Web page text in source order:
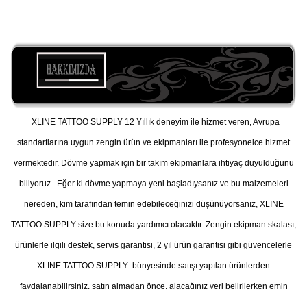
XLINE TATTOO SUPPLY 12 Yıllık deneyim ile hizmet veren, Avrupa
standartlarına uygun zengin ürün ve ekipmanları ile profesyonelce hizmet
vermektedir. Dövme yapmak için bir takım ekipmanlara ihtiyaç duyulduğunu
biliyoruz. Eğer ki dövme yapmaya yeni başladıysanız ve bu malzemeleri
nereden, kim tarafından temin edebileceğinizi düşünüyorsanız, XLINE
TATTOO SUPPLY size bu konuda yardımcı olacaktır. Zengin ekipman skalası,
ürünlerle ilgili destek, servis garantisi, 2 yıl ürün garantisi gibi güvencelerle
XLINE TATTOO SUPPLY bünyesinde satışı yapılan ürünlerden
faydalanabilirsiniz. satın almadan önce, alacağınız yeri belirilerken emin